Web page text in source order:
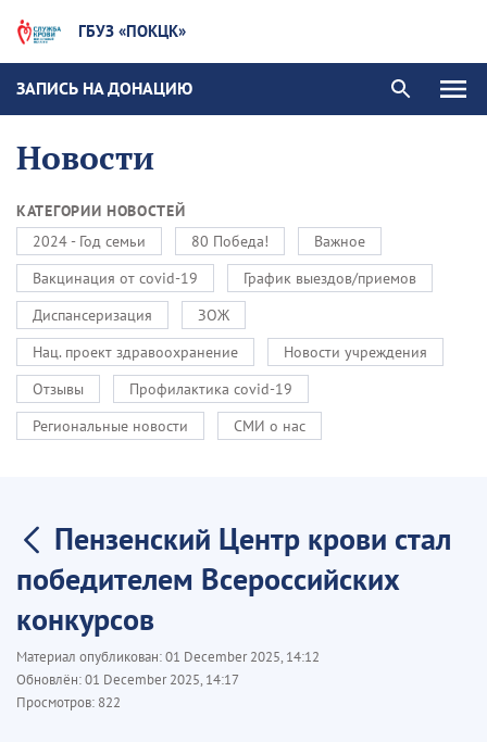
ГБУЗ «ПОКЦК»
ЗАПИСЬ НА ДОНАЦИЮ
Новости
КАТЕГОРИИ НОВОСТЕЙ
2024 - Год семьи
80 Победа!
Важное
Вакцинация от covid-19
График выездов/приемов
Диспансеризация
ЗОЖ
Нац. проект здравоохранение
Новости учреждения
Отзывы
Профилактика covid-19
Региональные новости
СМИ о нас
Пензенский Центр крови стал
победителем Всероссийских
конкурсов
Материал опубликован:01 December 2025, 14:12
Обновлён:01 December 2025, 14:17
Просмотров: 822